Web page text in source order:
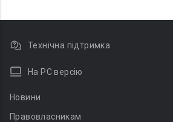
Технічна підтримка
На PC версію
Новини
Правовласникам